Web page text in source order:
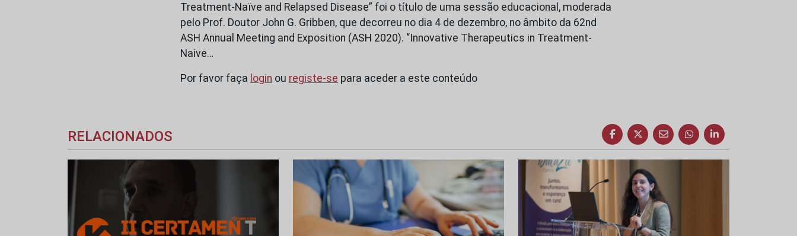
Treatment-Naïve and Relapsed Disease” foi o título de uma sessão educacional, moderada
pelo Prof. Doutor John G. Gribben, que decorreu no dia 4 de dezembro, no âmbito da 62nd
ASH Annual Meeting and Exposition (ASH 2020). “Innovative Therapeutics in Treatment-
Naive…
Por favor faça login ou registe-se para aceder a este conteúdo
RELACIONADOS